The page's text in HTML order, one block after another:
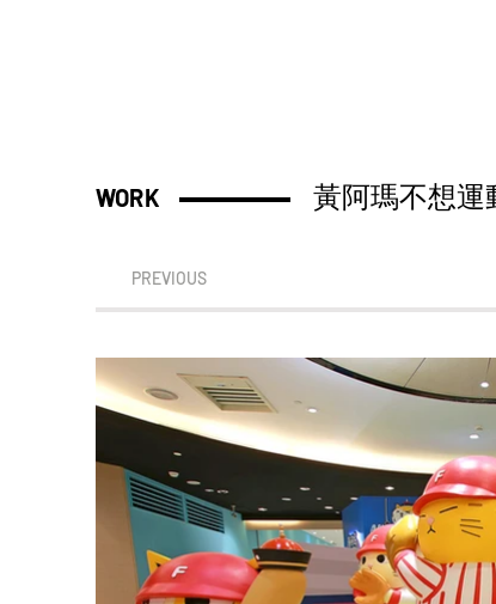
WORK 黃阿瑪不想運
PREVIOUS